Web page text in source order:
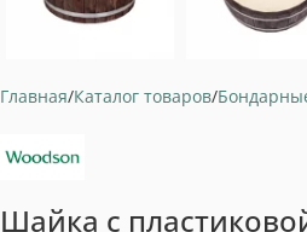
Главная Каталог товаров
Шайка с